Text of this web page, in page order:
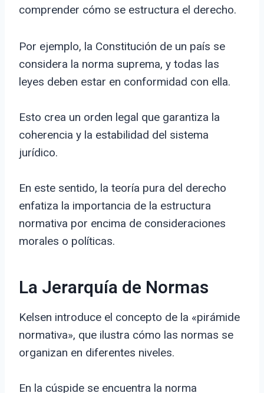
comprender cómo se estructura el derecho.
Por ejemplo, la Constitución de un país se
considera la norma suprema, y todas las
leyes deben estar en conformidad con ella.
Esto crea un orden legal que garantiza la
coherencia y la estabilidad del sistema
jurídico.
En este sentido, la teoría pura del derecho
enfatiza la importancia de la estructura
normativa por encima de consideraciones
morales o políticas.
La Jerarquía de Normas
Kelsen introduce el concepto de la «pirámide
normativa», que ilustra cómo las normas se
organizan en diferentes niveles.
En la cúspide se encuentra la norma